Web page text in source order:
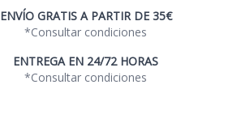
ENVÍO GRATIS A PARTIR DE 35€
*Consultar condiciones
ENTREGA EN 24/72 HORAS
*Consultar condiciones